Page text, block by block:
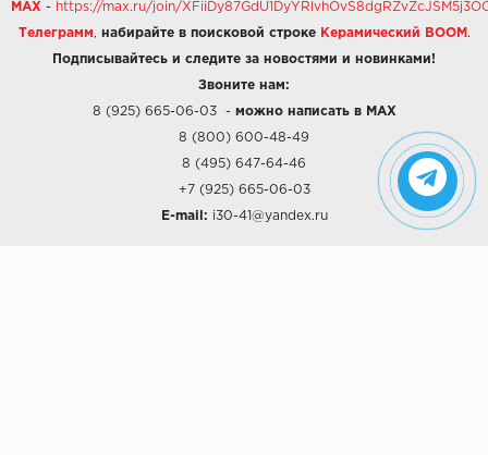
MAX - https://max.ru/join/
Телеграмм набирайте в поисковой строке Керамический BOOM .
Подписывайтесь и следите за новостями и новинками!
Звоните нам:
8 (925) 665-06-03- можно написать в MAX
8 (800) 600-48-49
8 (495) 647-64-46
+7 (925) 665-06-03
E-mail: i30-41@yandex.ru